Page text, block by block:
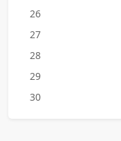
26
27
28
29
30